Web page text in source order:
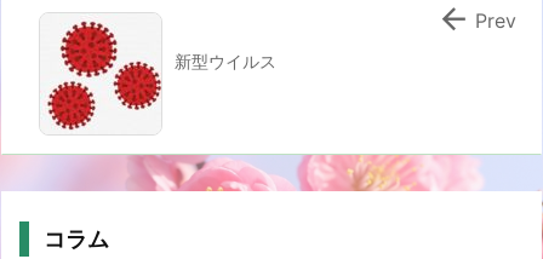
新型ウイルス
 Prev
コラム